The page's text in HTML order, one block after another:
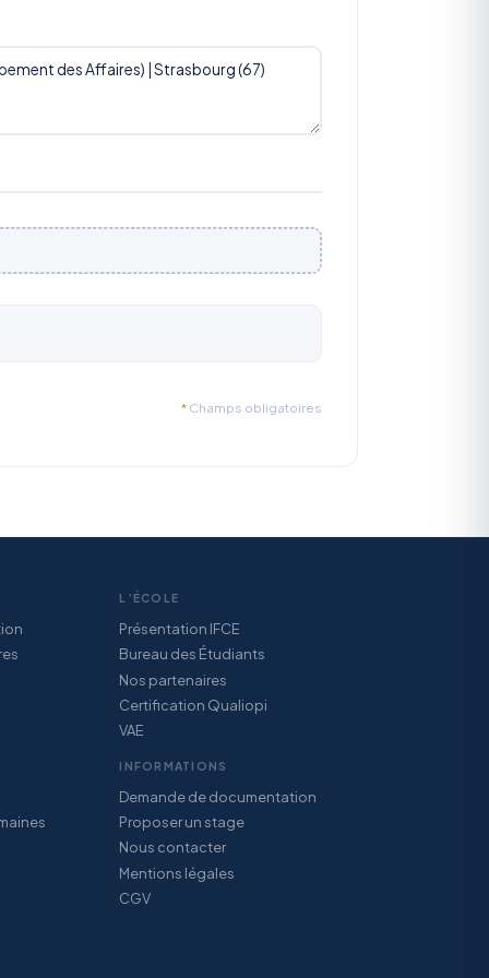
* Champs obligatoires
L’ÉCOLE
Présentation IFCE
Bureau des Étudiants
Nos partenaires
Certification Qualiopi
VAE
INFORMATIONS
Demande de documentation
Proposer un stage
Nous contacter
Mentions légales
CGV